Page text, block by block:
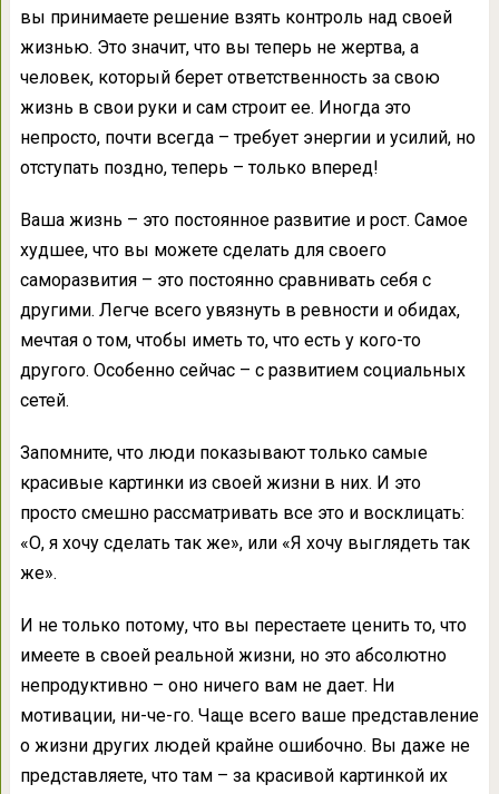
вы принимаете решение взять контроль над своей
жизнью. Это значит, что вы теперь не жертва, а
человек, который берет ответственность за свою
жизнь в свои руки и сам строит ее. Иногда это
непросто, почти всегда – требует энергии и усилий, но
отступать поздно, теперь – только вперед!
Ваша жизнь – это постоянное развитие и рост. Самое
худшее, что вы можете сделать для своего
саморазвития – это постоянно сравнивать себя с
другими. Легче всего увязнуть в ревности и обидах,
мечтая о том, чтобы иметь то, что есть у кого-то
другого. Особенно сейчас – с развитием социальных
сетей.
Запомните, что люди показывают только самые
красивые картинки из своей жизни в них. И это
просто смешно рассматривать все это и восклицать:
«О, я хочу сделать так же», или «Я хочу выглядеть так
же».
И не только потому, что вы перестаете ценить то, что
имеете в своей реальной жизни, но это абсолютно
непродуктивно – оно ничего вам не дает. Ни
мотивации, ни-че-го. Чаще всего ваше представление
о жизни других людей крайне ошибочно. Вы даже не
представляете, что там – за красивой картинкой их